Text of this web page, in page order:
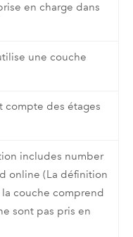
en charge dans
une couche
compte des étages
includes number
online (La définition
couche comprend
sont pas pris en